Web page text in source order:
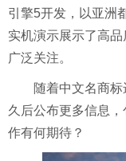
引擎5开发，以亚洲
实机演示展示了高
广泛关注。
随着中文名商
久后公布更多信息
作有何期待？